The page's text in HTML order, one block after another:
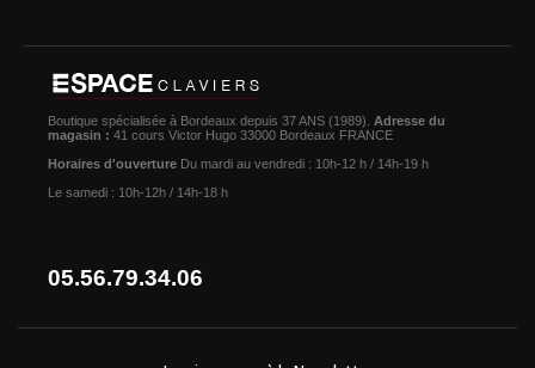
Boutique spécialisée à Bordeaux depuis 37 ANS (1989). Adresse du
magasin : 41 cours Victor Hugo 33000 Bordeaux FRANCE
Horaires d'ouverture Du mardi au vendredi : 10h-12 h / 14h-19 h
Le samedi : 10h-12h / 14h-18 h
05.56.79.34.06